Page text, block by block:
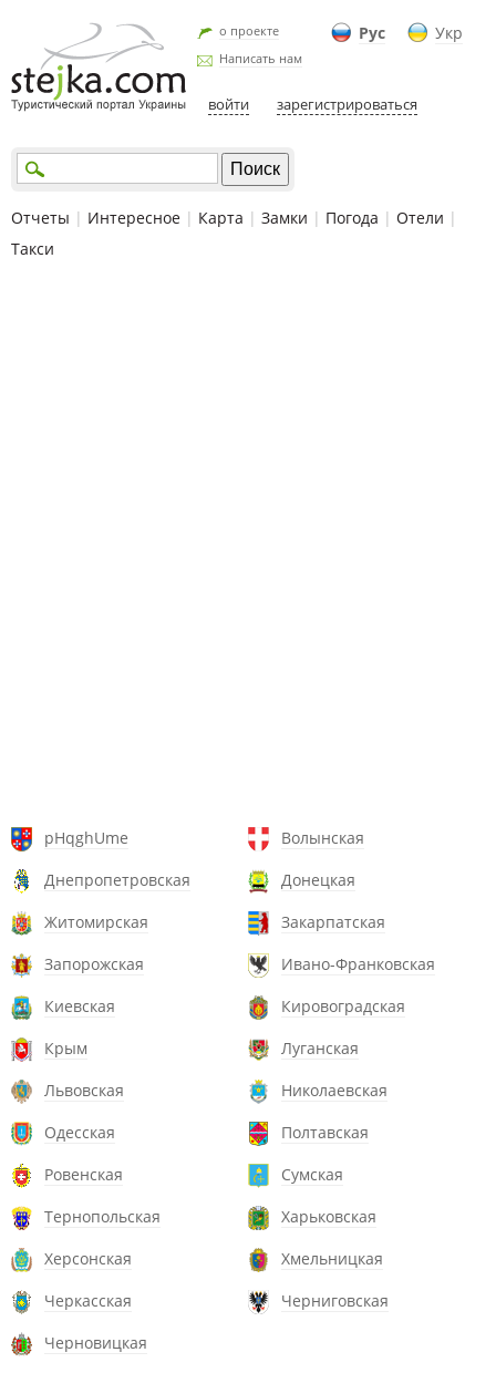
Рус Укр
о проекте
Написать нам
войти зарегистрироваться
Отчеты | Интересное | Карта | Замки | Погода | Отели |
Такси
pHqghUme
Волынская
Днепропетровская
Донецкая
Житомирская
Закарпатская
Запорожская
Ивано-Франковская
Киевская
Кировоградская
Крым
Луганская
Львовская
Николаевская
Одесская
Полтавская
Ровенская
Сумская
Тернопольская
Харьковская
Херсонская
Хмельницкая
Черкасская
Черниговская
Черновицкая